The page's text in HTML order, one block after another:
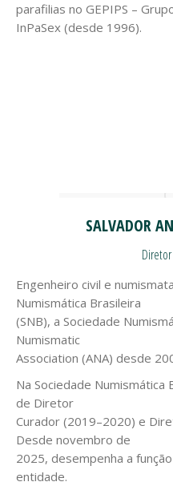
parafilias no GEPIPS –
InPaSex (desde 1996).
SALVADOR
Engenheiro civil e
Numismática Brasileira
(SNB), a Sociedade
Numismatic
Association (ANA) desde
Na Sociedade
de Diretor
Curador (2019–2020) e
Desde novembro de
2025, desempenha a
entidade.